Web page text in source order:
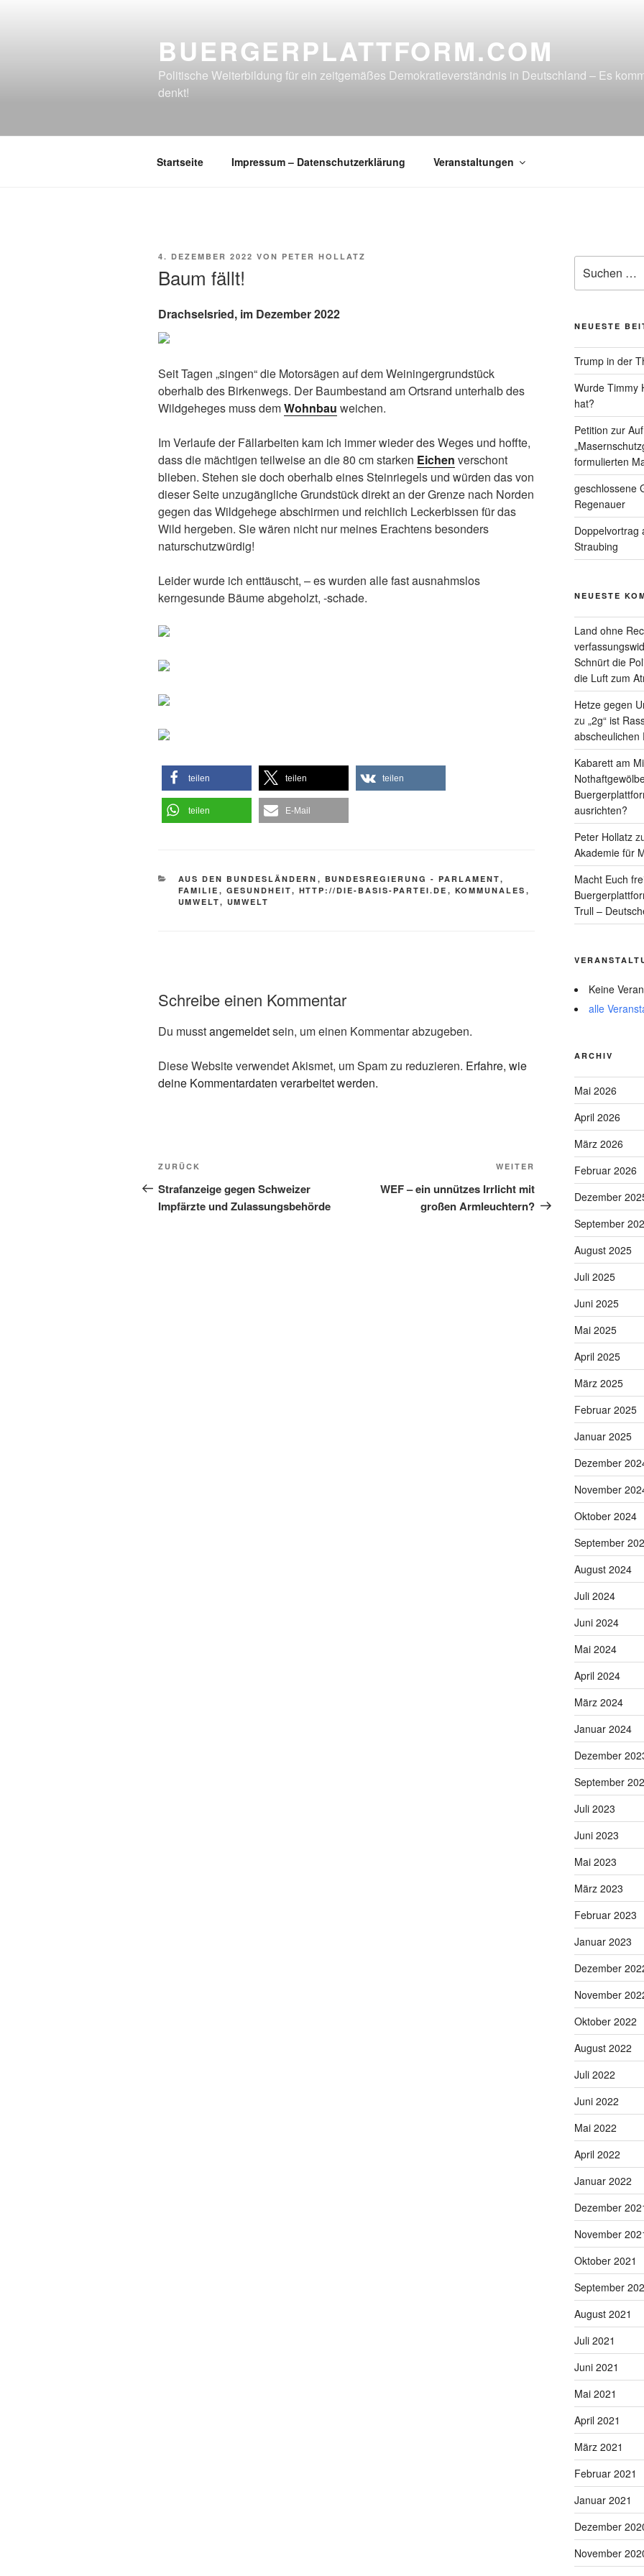
BUERGERPLATTFORM.COM
Politische Weiterbildung für ein zeitgemäßes Demokratieverständnis in Deutschland – Es
denkt!
Startseite Impressum – Datenschutzerklärung Veranstaltungen
VERÖFFENTLICHT
4. DEZEMBER 2022 VON PETER HOLLATZ
Baum fällt!
Drachselsried, im Dezember 2022
Seit Tagen „singen“ die Motorsägen auf dem Weiningergrundstück
oberhalb des Birkenwegs. Der Baumbestand am Ortsrand unterhalb des
Wildgeheges muss demWohnbau weichen.
Im Verlaufe der Fällarbeiten kam ich immer wieder des Weges und hoffte,
dass die mächtigen teilweise an die 80 cm starken Eichen verschont
blieben. Stehen sie doch oberhalb eines Steinriegels und würden das von
dieser Seite unzugängliche Grundstück direkt an der Grenze nach Norden
gegen das Wildgehege abschirmen und reichlich Leckerbissen für das
Wild hergeben. Sie wären nicht nur meines Erachtens besonders
naturschutzwürdig!
Leider wurde ich enttäuscht, – es wurden alle fast ausnahmslos
kerngesunde Bäume abgeholzt, -schade.
teilen teilen teilen
teilen E-Mail
KATEGORIEN
AUS DEN BUNDESLÄNDERN , BUNDESREGIERUNG - PARLAMENT,
FAMILIE , GESUNDHEIT, HTTP://DIE-BASIS-PARTEI.DE , KOMMUNALES ,
UMWELT, UMWELT
Schreibe einen Kommentar
Du musstangemeldetsein, um einen Kommentar abzugeben.
Diese Website verwendet Akismet, um Spam zu reduzieren. Erfahre, wie
deine Kommentardaten verarbeitet werden.
Beitragsnavigation
Vorheriger
Beitrag
ZURÜCK
Strafanzeige gegen Schweizer
Impfärzte und Zulassungsbehörde
Nächster
Beitrag
WEITER
WEF – ein unnützes Irrlicht mit
großen Armleuchtern?
nach:
NEUESTE
Trump in der
Wurde Timmy
hat?
Petition zur
formulierten
geschlossene
Regenauer
Doppelvortrag
Straubing
NEUESTE
Land ohne
Schnürt die
die Luft zum
Hetze gegen
zu „2g“ ist
abscheulichen
Kabarett am
ausrichten?
Peter Hollatz
Akademie für
Macht Euch
Trull –
Keine
alle
ARCHIV
Mai 2026
April 2026
März 2026
Februar 2026
Dezember
September
August 2025
Juli 2025
Juni 2025
Mai 2025
April 2025
März 2025
Februar 2025
Januar 2025
Dezember
November
Oktober 2024
September
August 2024
Juli 2024
Juni 2024
Mai 2024
April 2024
März 2024
Januar 2024
Dezember
September
Juli 2023
Juni 2023
Mai 2023
März 2023
Februar 2023
Januar 2023
Dezember
November
Oktober 2022
August 2022
Juli 2022
Juni 2022
Mai 2022
April 2022
Januar 2022
Dezember
November
Oktober 2021
September
August 2021
Juli 2021
Juni 2021
Mai 2021
April 2021
März 2021
Februar 2021
Januar 2021
Dezember
November